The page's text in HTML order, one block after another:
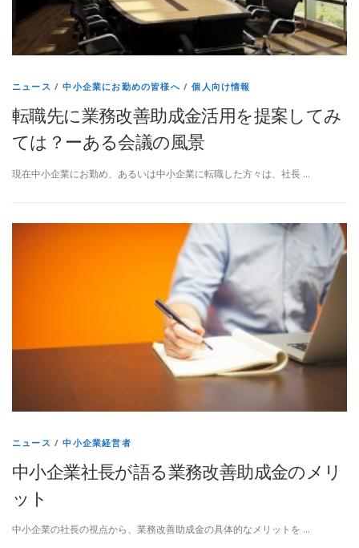
ニュース /中小企業にお勤めの皆様へ/個人向け情報
転職先に業務改善助成金活用を提案してみ
ては？ーある会議の風景
現在中小企業にお勤め、あるいは中小企業に転職した方々は、社長 …
ニュース /中小企業経営者
中小企業社長が語る業務改善助成金のメリ
ット
中小企業の社長の視点から、業務改善助成金の具体的なメリットを …